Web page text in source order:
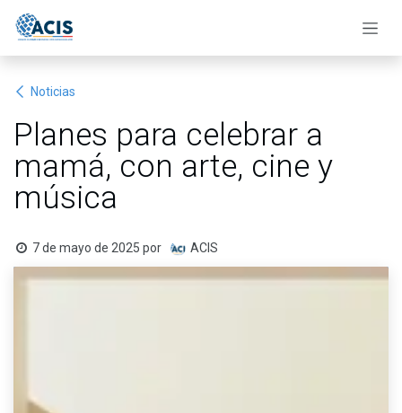
Noticias
Planes para celebrar a
mamá, con arte, cine y
música
7 de mayo de 2025 por ACIS